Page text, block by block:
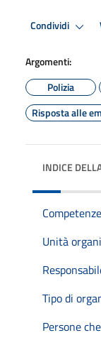
Condividi
Argomenti:
Polizia
Risposta alle
INDICE
Competenze
Unità
Tipo di
Persone